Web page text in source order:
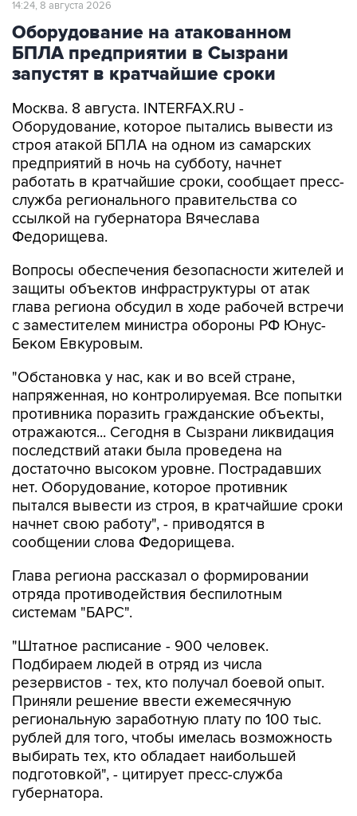
14:24, 8 августа 2026
Оборудование на атакованном
БПЛА предприятии в Сызрани
запустят в кратчайшие сроки
Москва. 8 августа. INTERFAX.RU -
Оборудование, которое пытались вывести из
строя атакой БПЛА на одном из самарских
предприятий в ночь на субботу, начнет
работать в кратчайшие сроки, сообщает пресс-
служба регионального правительства со
ссылкой на губернатора Вячеслава
Федорищева.
Вопросы обеспечения безопасности жителей и
защиты объектов инфраструктуры от атак
глава региона обсудил в ходе рабочей встречи
с заместителем министра обороны РФ Юнус-
Беком Евкуровым.
"Обстановка у нас, как и во всей стране,
напряженная, но контролируемая. Все попытки
противника поразить гражданские объекты,
отражаются... Сегодня в Сызрани ликвидация
последствий атаки была проведена на
достаточно высоком уровне. Пострадавших
нет. Оборудование, которое противник
пытался вывести из строя, в кратчайшие сроки
начнет свою работу", - приводятся в
сообщении слова Федорищева.
Глава региона рассказал о формировании
отряда противодействия беспилотным
системам "БАРС".
"Штатное расписание - 900 человек.
Подбираем людей в отряд из числа
резервистов - тех, кто получал боевой опыт.
Приняли решение ввести ежемесячную
региональную заработную плату по 100 тыс.
рублей для того, чтобы имелась возможность
выбирать тех, кто обладает наибольшей
подготовкой", - цитирует пресс-служба
губернатора.